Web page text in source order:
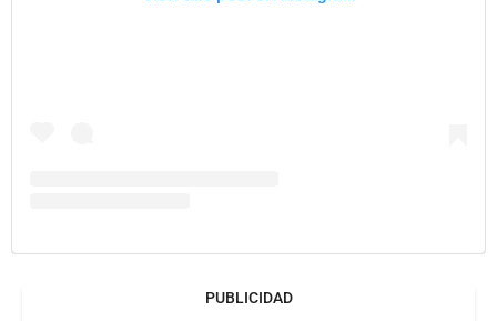
PUBLICIDAD